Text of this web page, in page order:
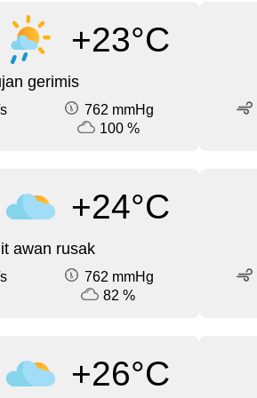
+23°C
gerimis
762 mmHg
100 %
+24°C
awan rusak
762 mmHg
82 %
+26°C